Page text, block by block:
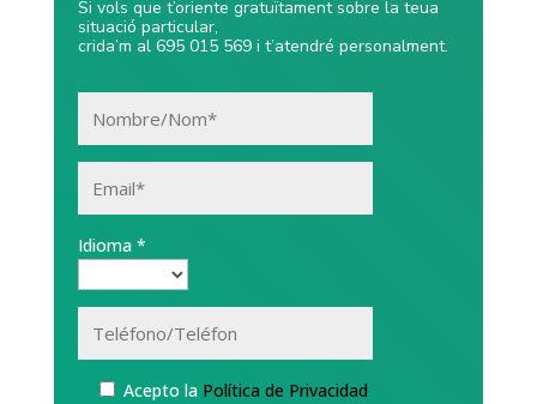
Si vols que t’oriente gratuïtament sobre la teua
situació particular,
crida’m al 695 015 569 i t’atendré personalment.
Idioma *
Acepto la Política de Privacidad